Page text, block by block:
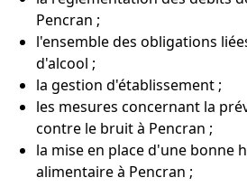
Pencran ;
l'ensemble des obligations
d'alcool ;
la gestion d'établissement ;
les mesures concernant la
contre le bruit à Pencran ;
la mise en place d'une bonne
alimentaire à Pencran ;